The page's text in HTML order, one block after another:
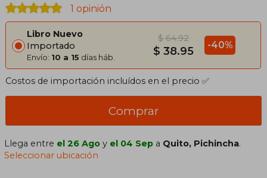
1 opinión
Libro Nuevo
Importado
Envío: 10 a 15 días háb.
$ 64.92
$ 38.95 -40%
Costos de importación incluídos en el precio ✅
Comprar
Llega entre el 26 Ago y el 04 Sep a Quito, Pichincha.
Seleccionar ubicación